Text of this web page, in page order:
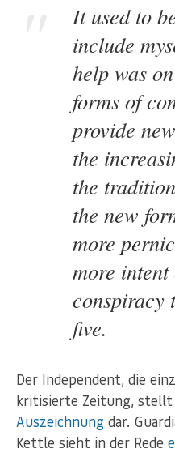
It used to
include
help was
forms of
provide
the
the
the new
more
more
conspiracy
five.
Der Independent, die
kritisierte Zeitung,
Auszeichnung dar.
Kettle sieht in der Rede